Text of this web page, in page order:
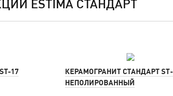
ESTIMA СТАНДАРТ
17
КЕРАМОГРАНИТ СТАНДАРТ ST-
НЕПОЛИРОВАННЫЙ